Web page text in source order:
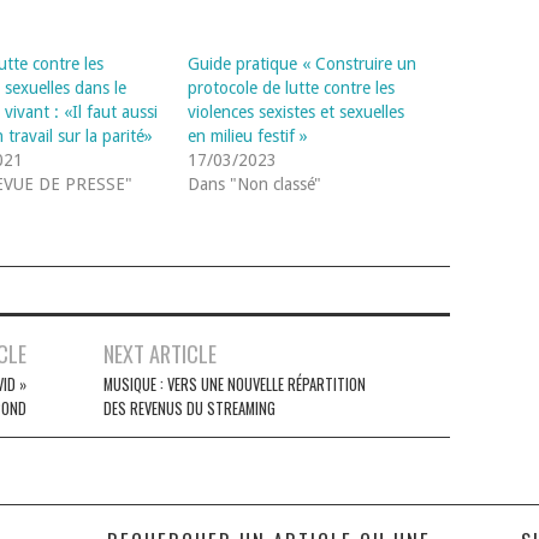
contre les
sexuelles dans le
vivant : «Il faut aussi
travail sur la parité»
DE PRESSE"
Guide pratique « Construire un
protocole de lutte contre les
violences sexistes et sexuelles
en milieu festif »
17/03/2023
Dans "Non classé"
»
NEXT ARTICLE
MUSIQUE : VERS UNE NOUVELLE RÉPARTITION
DES REVENUS DU STREAMING